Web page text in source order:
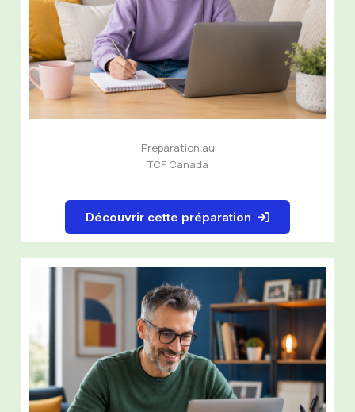
Préparation au
TCF Canada
Découvrir cette préparation